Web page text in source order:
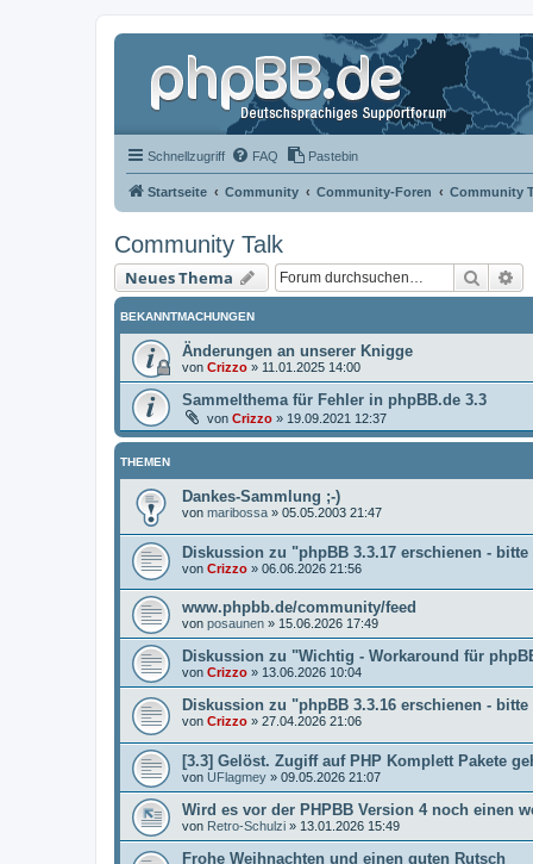
Schnellzugriff FAQ Pastebin
Startseite Community Community-Foren Community
Community Talk
Neues Thema Suche
BEKANNTMACHUNGEN
Änderungen an unserer Knigge
von Crizzo » 11.01.2025 14:00
Sammelthema für Fehler in phpBB.de 3.3
von Crizzo » 19.09.2021 12:37
THEMEN
Dankes-Sammlung ;-)
von maribossa » 05.05.2003 21:47
Diskussion zu "phpBB 3.3.17 erschienen -
von Crizzo » 06.06.2026 21:56
www.phpbb.de/community/feed
von posaunen » 15.06.2026 17:49
Diskussion zu "Wichtig - Workaround für
von Crizzo » 13.06.2026 10:04
Diskussion zu "phpBB 3.3.16 erschienen -
von Crizzo » 27.04.2026 21:06
[3.3] Gelöst. Zugiff auf PHP Komplett Pakete
von UFlagmey » 09.05.2026 21:07
Wird es vor der PHPBB Version 4 noch einen
von Retro-Schulzi » 13.01.2026 15:49
Frohe Weihnachten und einen guten Rutsch